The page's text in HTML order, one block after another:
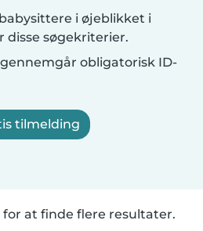
i øjeblikket i
disse søgekriterier.
obligatorisk ID-
tilmelding
at finde flere resultater.